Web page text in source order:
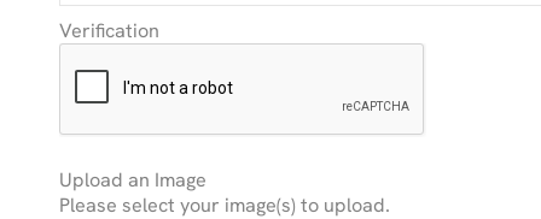
Verification
Upload an Image
Please select your image(s) to upload.